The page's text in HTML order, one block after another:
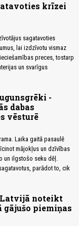
krīzei
sagatavoties
lai izdzīvotu vismaz
preces, tostarp
un svarīgus
-
dabas
vēsturē
Laika gaitā pasaulē
mājokļus un dzīvības
un ilgstošo seku dēļ.
parādot to, cik
noteikt
gājušo piemiņas